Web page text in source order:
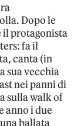
Dopo le
il protagonista
fa il
canta (in
sua vecchia
nei panni di
sulla walk of
anno i due
ballata